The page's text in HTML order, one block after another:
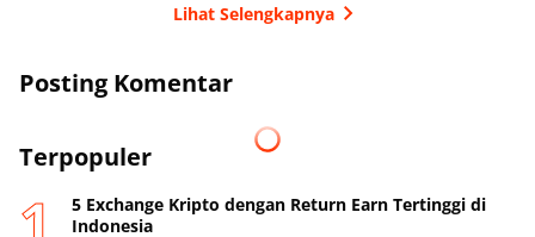
Lihat Selengkapnya
Posting Komentar
Terpopuler
5 Exchange Kripto dengan Return Earn Tertinggi di
Indonesia